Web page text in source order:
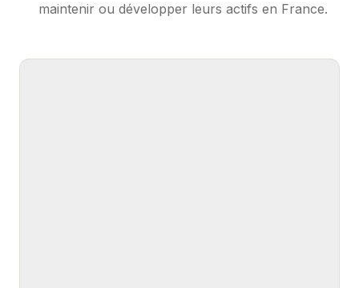
maintenir ou développer leurs actifs en France.